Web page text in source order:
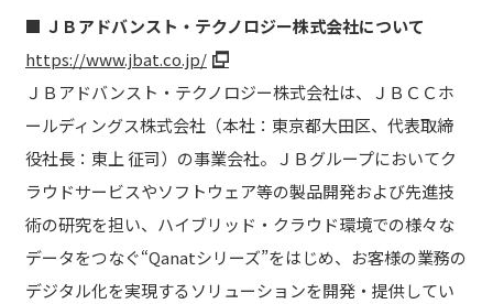
■ ＪＢアドバンスト・テクノロジー株式会社について
https://www.jbat.co.jp/
ＪＢアドバンスト・テクノロジー株式会社は、ＪＢＣＣホ
ールディングス株式会社（本社：東京都大田区、代表取締
役社長：東上 征司）の事業会社。ＪＢグループにおいてク
ラウドサービスやソフトウェア等の製品開発および先進技
術の研究を担い、ハイブリッド・クラウド環境での様々な
データをつなぐ“Qanatシリーズ”をはじめ、お客様の業務の
デジタル化を実現するソリューションを開発・提供してい